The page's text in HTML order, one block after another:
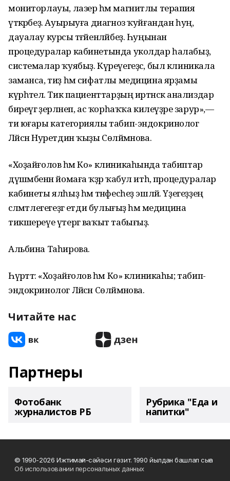
мониторлауы, лазер һәм магнитлы терапия
үткәрәбеҙ. Ауырыуға диагноз ҡуйғандан һуң,
дауалау курсы тәғәйенләйбеҙ. Һуңынан
процедуралар кабинетында уколдар һалабыҙ,
системалар ҡуябыҙ. Күреүегеҙсә, был клиникала
заманса, тиҙ һәм сифатлы медицина ярҙамы
күрһәтелә. Тик пациенттарҙың иртәнсәк анализдар
биреүгә әҙерләнеп, ас ҡорһаҡҡа килеүҙәре зарур»,—
ти юғары категориялы табип-эндокринолог
Ләйсән Нуретдин ҡыҙы Сөләймәнова.
«Хоҙайғолов һәм Ко» клиникаһында табиптар
дүшәмбенән йомаға ҡәҙәр ҡабул итһә, процедуралар
кабинеты ялһыҙ һәм тәнәфесһеҙ эшләй. Үҙегеҙҙең
сәләмәтлегегеҙгә етди булығыҙ һәм медицина
тикшереүе үтергә ваҡыт табығыҙ.
Альбина Таһирова.
Һүрәттә: «Хоҙайғолов һәм Ко» клиникаһы; табип-
эндокринолог Ләйсән Сөләймәнова.
Читайте нас
Партнеры
Фотобанк
журналистов РБ
Рубрика "Еда и
напитки"
© 1990-2026 Ижтимағи-сәйәси гәзит. 1990 йылдан башлап сыға
Об использовании персональных данных